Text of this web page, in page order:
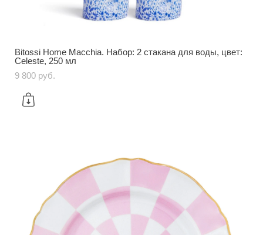
Bitossi Home Macchia. Набор: 2 стакана для воды, цвет:
Celeste, 250 мл
9 800 pуб.